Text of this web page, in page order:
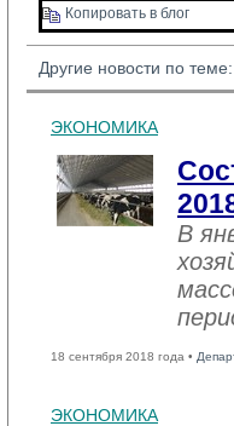
Копировать в блог
Другие новости по теме:
ЭКОНОМИКА
В
18 сентября 2018 года •
ЭКОНОМИКА